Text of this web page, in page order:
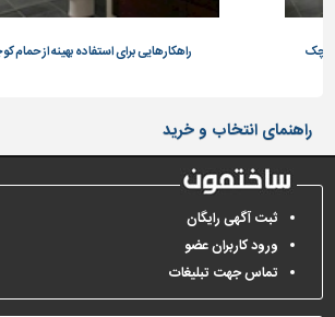
محوطه
سازی
نما
ساخت
ساز
کوچک راهکارهایی برای استفاده بهینه از حمام
راهنمای انتخاب و خرید
ثبت آگهی رایگان
ورود کاربران عضو
تماس جهت تبلیغات